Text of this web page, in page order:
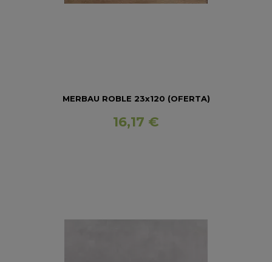
MERBAU ROBLE 23x120 (OFERTA)
16,17 €